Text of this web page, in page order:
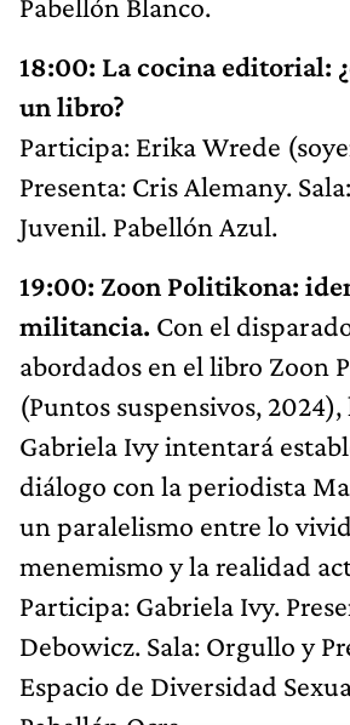
18:00: La cocina editorial:
un libro?
Participa: Erika Wrede
Presenta: Cris Alemany.
Juvenil. Pabellón Azul.
19:00: Zoon Politikona:
militancia. Con el
abordados en el libro Zoon
(Puntos suspensivos,
Gabriela Ivy intentará
diálogo con la periodista
un paralelismo entre lo
menemismo y la realidad
Participa: Gabriela Ivy.
Debowicz. Sala: Orgullo y
Espacio de Diversidad